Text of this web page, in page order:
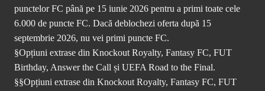
punctelor FC până pe 15 iunie 2026 pentru a primi toate cele
6.000 de puncte FC. Dacă deblochezi oferta după 15
septembrie 2026, nu vei primi puncte FC.
§Opțiuni extrase din Knockout Royalty, Fantasy FC, FUT
Birthday, Answer the Call și UEFA Road to the Final.
§§Opțiuni extrase din Knockout Royalty, Fantasy FC, FUT